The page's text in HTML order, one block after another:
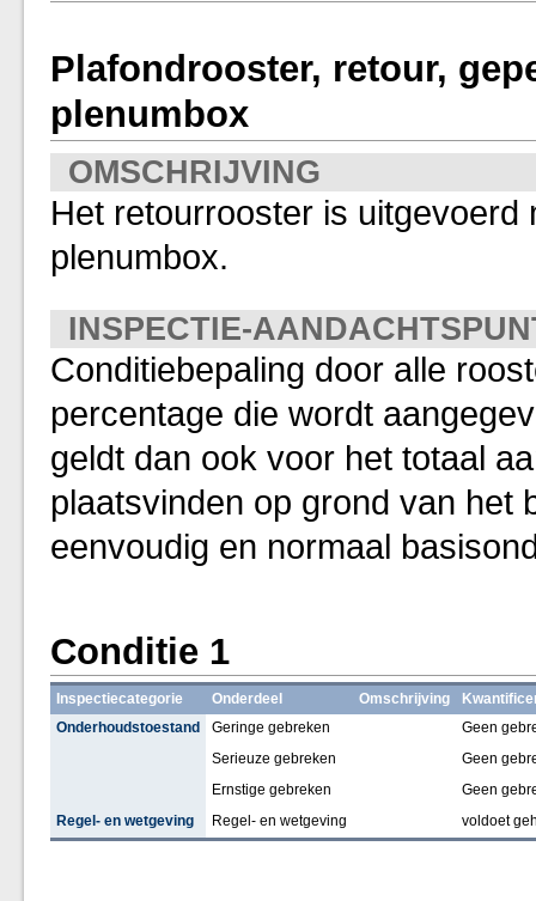
Plafondrooster, retour,
plenumbox
OMSCHRIJVING
Het retourrooster is
plenumbox.
INSPECTIE-
Conditiebepaling door alle
percentage die wordt
geldt dan ook voor het totaal
plaatsvinden op grond van het
eenvoudig en normaal
Conditie 1
Inspectiecategorie Onderdeel Omschrijving
Onderhoudstoestand
Geringe gebreken
Geen
Serieuze gebreken
Geen
Ernstige gebreken
Geen
Regel- en wetgeving
Regel- en wetgeving voldoet